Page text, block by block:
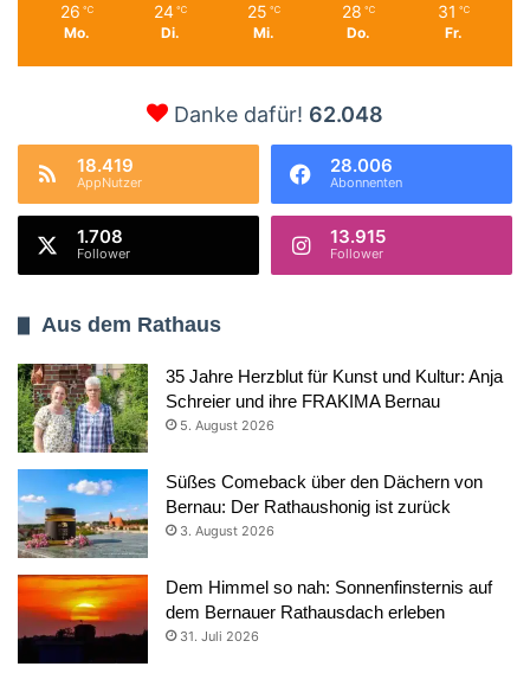
26 ℃
Mo.
24 ℃
Di.
25 ℃
Mi.
28 ℃
Do.
31 ℃
Fr.
Danke dafür! 62.048
18.419
AppNutzer
28.006
Abonnenten
1.708
Follower
13.915
Follower
Aus dem Rathaus
35 Jahre Herzblut für Kunst und Kultur: Anja
Schreier und ihre FRAKIMA Bernau
5. August 2026
Süßes Comeback über den Dächern von
Bernau: Der Rathaushonig ist zurück
3. August 2026
Dem Himmel so nah: Sonnenfinsternis auf
dem Bernauer Rathausdach erleben
31. Juli 2026